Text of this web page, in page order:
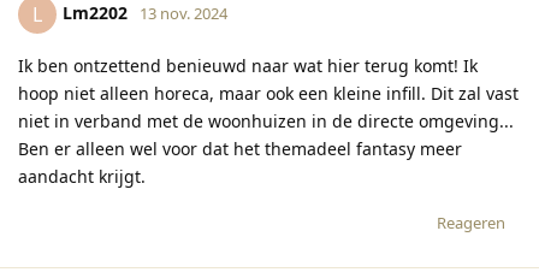
L Lm2202 13 nov. 2024
Ik ben ontzettend benieuwd naar wat hier terug komt! Ik
hoop niet alleen horeca, maar ook een kleine infill. Dit zal vast
niet in verband met de woonhuizen in de directe omgeving...
Ben er alleen wel voor dat het themadeel fantasy meer
aandacht krijgt.
Reageren